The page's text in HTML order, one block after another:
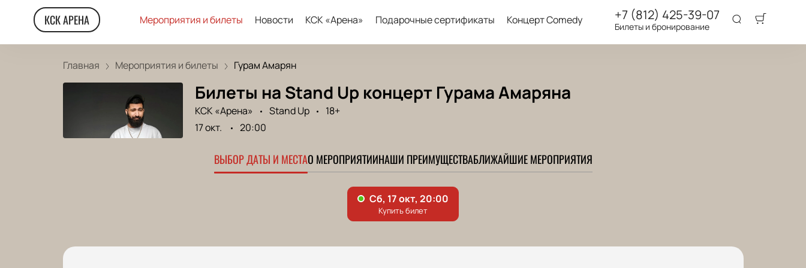
КСК АРЕНА Мероприятия и билеты Новости КСК «Арена» Подарочные сертификаты Концерт Comedy +7 (812) 425-39-07
Билеты и бронирование
Главная Мероприятия и билеты Гурам Амарян
Билеты на Stand Up концерт Гурама Амаряна
КСК «Арена» Stand Up
18+
17 окт.
20:00
ВЫБОР ДАТЫ И МЕСТАО МЕРОПРИЯТИИНАШИ ПРЕИМУЩЕСТВАБЛИЖАЙШИЕ МЕРОПРИЯТИЯ